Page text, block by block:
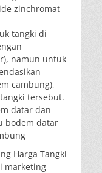
zinchromat
tangki di
namun untuk
cambung),
tersebut.
datar dan
bodem datar
Harga Tangki
marketing